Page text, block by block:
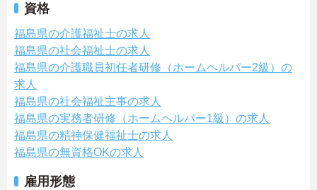
資格
福島県の介護福祉士の求人
福島県の社会福祉士の求人
福島県の介護職員初任者研修（ホームヘルパー2級）の
求人
福島県の社会福祉主事の求人
福島県の実務者研修（ホームヘルパー1級）の求人
福島県の精神保健福祉士の求人
福島県の無資格OKの求人
雇用形態